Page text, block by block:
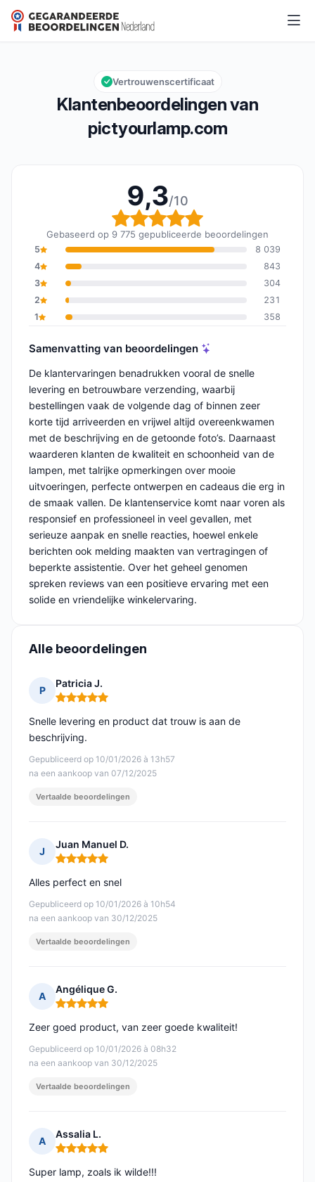
pictyourlamp.com
Algemene beoordeling: 9,3 van 10
9,3/10
Klantenbeoordelingen van
pictyourlamp.com
Vertrouwenscertificaat
9,3/10
Algemene beoordeling:
Gebaseerd op 9 775 gepubliceerde beoordelingen
5
8 039
4
843
3
304
2
231
1
358
Samenvatting van beoordelingen
De klantervaringen benadrukken vooral de snelle
levering en betrouwbare verzending, waarbij
bestellingen vaak de volgende dag of binnen zeer
korte tijd arriveerden en vrijwel altijd overeenkwamen
met de beschrijving en de getoonde foto’s. Daarnaast
waarderen klanten de kwaliteit en schoonheid van de
lampen, met talrijke opmerkingen over mooie
uitvoeringen, perfecte ontwerpen en cadeaus die erg in
de smaak vallen. De klantenservice komt naar voren als
responsief en professioneel in veel gevallen, met
serieuze aanpak en snelle reacties, hoewel enkele
berichten ook melding maakten van vertragingen of
beperkte assistentie. Over het geheel genomen
spreken reviews van een positieve ervaring met een
solide en vriendelijke winkelervaring.
Alle beoordelingen
P
Patricia J.
Opmerking: 5 van 5
Gepubliceerd op 10/01/2026 à 13h57
na een aankoop van 07/12/2025
Snelle levering en product dat trouw is aan de
beschrijving.
Vertaalde beoordelingen
J
Juan Manuel D.
Opmerking: 5 van 5
Gepubliceerd op 10/01/2026 à 10h54
na een aankoop van 30/12/2025
Alles perfect en snel
Vertaalde beoordelingen
A
Angélique G.
Opmerking: 5 van 5
Gepubliceerd op 10/01/2026 à 08h32
na een aankoop van 30/12/2025
Zeer goed product, van zeer goede kwaliteit!
Vertaalde beoordelingen
A
Assalia L.
Opmerking: 5 van 5
Super lamp, zoals ik wilde!!!